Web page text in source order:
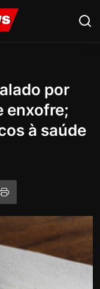
por
enxofre;
à saúde